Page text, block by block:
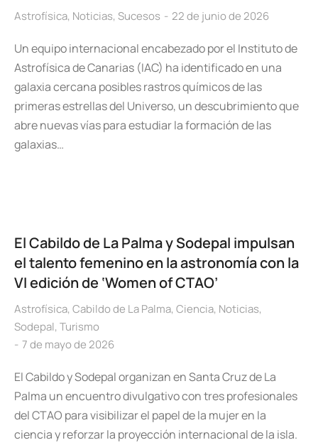
Astrofísica, Noticias, Sucesos 22 de junio de 2026
Un equipo internacional encabezado por el Instituto de
Astrofísica de Canarias (IAC) ha identificado en una
galaxia cercana posibles rastros químicos de las
primeras estrellas del Universo, un descubrimiento que
abre nuevas vías para estudiar la formación de las
galaxias…
El Cabildo de La Palma y Sodepal impulsan
el talento femenino en la astronomía con la
VI edición de ‘Women of CTAO’
Astrofísica, Cabildo de La Palma, Ciencia, Noticias,
Sodepal, Turismo
7 de mayo de 2026
El Cabildo y Sodepal organizan en Santa Cruz de La
Palma un encuentro divulgativo con tres profesionales
del CTAO para visibilizar el papel de la mujer en la
ciencia y reforzar la proyección internacional de la isla.